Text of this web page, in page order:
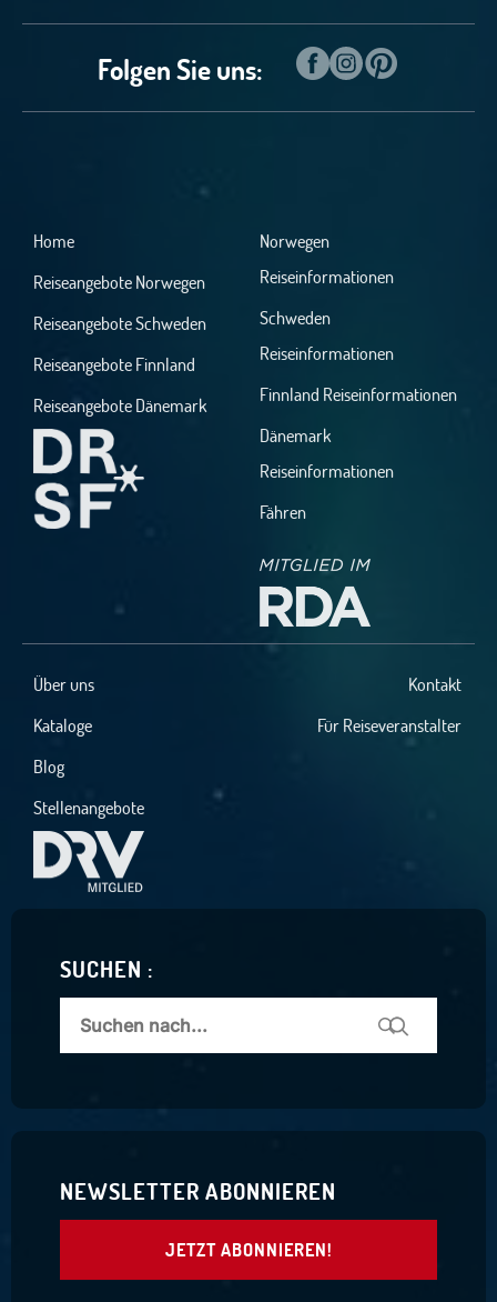
Folgen Sie uns:
Home
Reiseangebote Norwegen
Reiseangebote Schweden
Reiseangebote Finnland
Reiseangebote Dänemark
Norwegen
Reiseinformationen
Schweden
Reiseinformationen
Finnland Reiseinformationen
Dänemark
Reiseinformationen
Fähren
Über uns
Kontakt
Kataloge
Für Reiseveranstalter
Blog
Stellenangebote
SUCHEN :
NEWSLETTER ABONNIEREN
JETZT ABONNIEREN!